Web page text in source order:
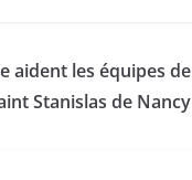
aident les équipes de
Stanislas de Nancy